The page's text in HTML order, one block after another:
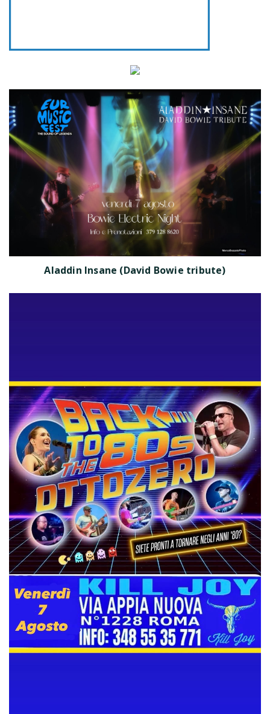
Aladdin Insane (David Bowie tribute)